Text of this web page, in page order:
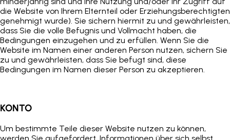
die Website von Ihrem Elternteil oder Erziehungsberechtigten
genehmigt wurde). Sie sichern hiermit zu und gewährleisten,
dass Sie die volle Befugnis und Vollmacht haben, die
Bedingungen einzugehen und zu erfüllen. Wenn Sie die
Website im Namen einer anderen Person nutzen, sichern Sie
zu und gewährleisten, dass Sie befugt sind, diese
Bedingungen im Namen dieser Person zu akzeptieren.
KONTO
Um bestimmte Teile dieser Website nutzen zu können,